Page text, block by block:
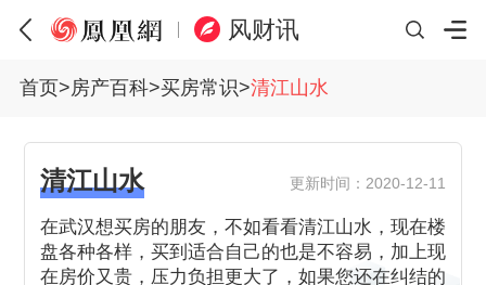
风财讯
首页>房产百科>买房常识>清江山水
清江山水 更新时间：2020-12-11
在武汉想买房的朋友，不如看看清江山水，现在楼
盘各种各样，买到适合自己的也是不容易，加上现
在房价又贵，压力负担更大了，如果您还在纠结的